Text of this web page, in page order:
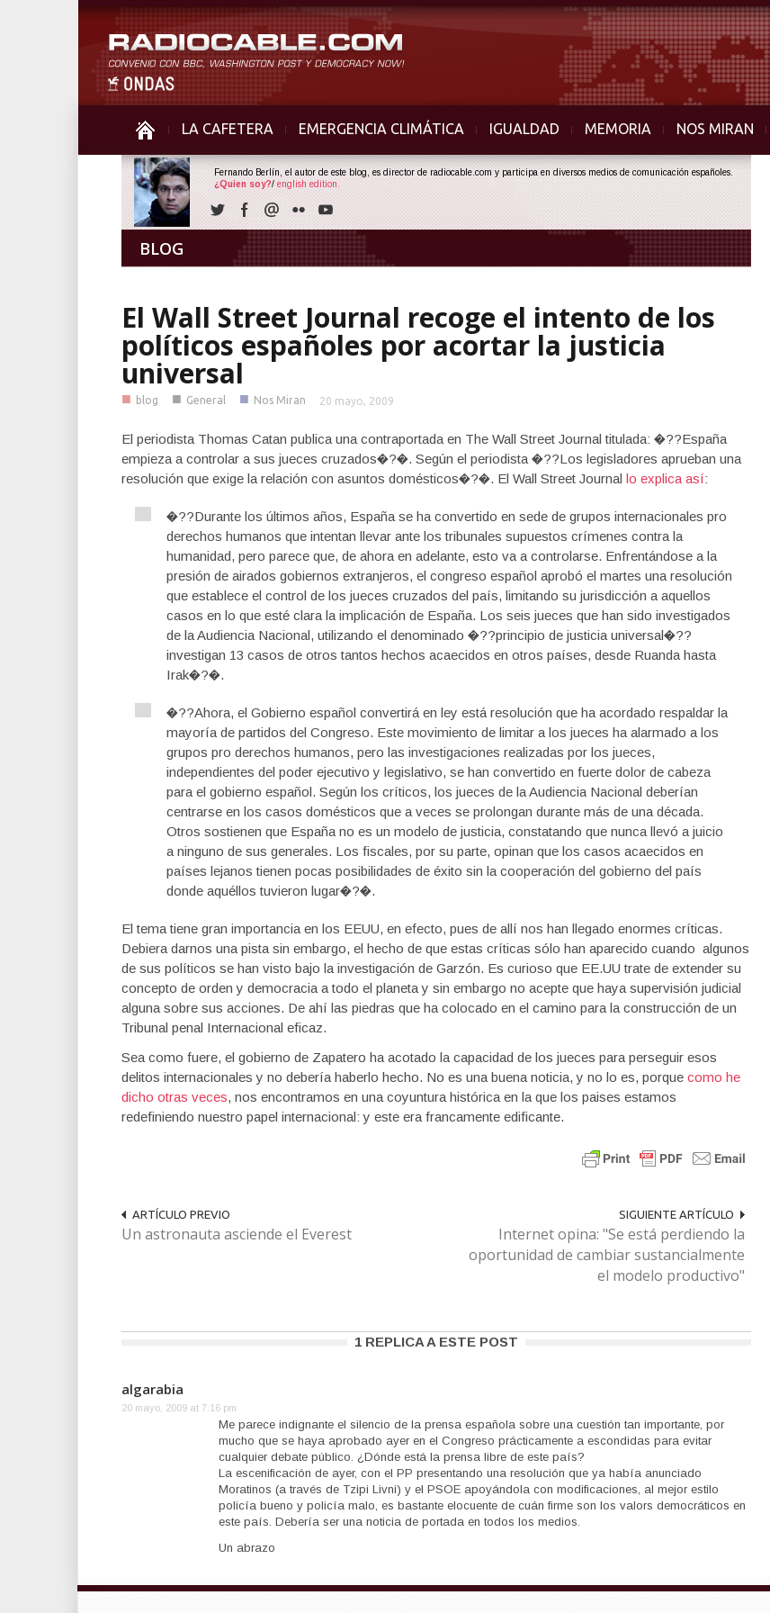
LA CAFETERA EMERGENCIA CLIMÁTICA IGUALDAD MEMORIA NOS MIRAN
BLOG
Fernando Berlín, el autor de este blog, es director de radiocable.com y participa en diversos medios de comunicación españoles.
¿Quien soy?/ english edition.
El Wall Street Journal recoge el intento de los
políticos españoles por acortar la justicia
universal
■ blog ■ General ■ Nos Miran 20 mayo, 2009
El periodista Thomas Catan publica una contraportada en The Wall Street Journal titulada: �??España
empieza a controlar a sus jueces cruzados�?�. Según el periodista �??Los legisladores aprueban una
resolución que exige la relación con asuntos domésticos�?�. El Wall Street Journal lo explica así:
�??Durante los últimos años, España se ha convertido en sede de grupos internacionales pro
derechos humanos que intentan llevar ante los tribunales supuestos crímenes contra la
humanidad, pero parece que, de ahora en adelante, esto va a controlarse. Enfrentándose a la
presión de airados gobiernos extranjeros, el congreso español aprobó el martes una resolución
que establece el control de los jueces cruzados del país, limitando su jurisdicción a aquellos
casos en lo que esté clara la implicación de España. Los seis jueces que han sido investigados
de la Audiencia Nacional, utilizando el denominado �??principio de justicia universal�??
investigan 13 casos de otros tantos hechos acaecidos en otros países, desde Ruanda hasta
Irak�?�.
�??Ahora, el Gobierno español convertirá en ley está resolución que ha acordado respaldar la
mayoría de partidos del Congreso. Este movimiento de limitar a los jueces ha alarmado a los
grupos pro derechos humanos, pero las investigaciones realizadas por los jueces,
independientes del poder ejecutivo y legislativo, se han convertido en fuerte dolor de cabeza
para el gobierno español. Según los críticos, los jueces de la Audiencia Nacional deberían
centrarse en los casos domésticos que a veces se prolongan durante más de una década.
Otros sostienen que España no es un modelo de justicia, constatando que nunca llevó a juicio
a ninguno de sus generales. Los fiscales, por su parte, opinan que los casos acaecidos en
países lejanos tienen pocas posibilidades de éxito sin la cooperación del gobierno del país
donde aquéllos tuvieron lugar�?�.
El tema tiene gran importancia en los EEUU, en efecto, pues de allí nos han llegado enormes críticas.
Debiera darnos una pista sin embargo, el hecho de que estas críticas sólo han aparecido cuando algunos
de sus políticos se han visto bajo la investigación de Garzón. Es curioso que EE.UU trate de extender su
concepto de orden y democracia a todo el planeta y sin embargo no acepte que haya supervisión judicial
alguna sobre sus acciones. De ahí las piedras que ha colocado en el camino para la construcción de un
Tribunal penal Internacional eficaz.
Sea como fuere, el gobierno de Zapatero ha acotado la capacidad de los jueces para perseguir esos
delitos internacionales y no debería haberlo hecho. No es una buena noticia, y no lo es, porque como he
dicho otras veces, nos encontramos en una coyuntura histórica en la que los paises estamos
redefiniendo nuestro papel internacional: y este era francamente edificante.
ARTÍCULO PREVIO
Un astronauta asciende el Everest
SIGUIENTE ARTÍCULO
Internet opina: "Se está perdiendo la
oportunidad de cambiar sustancialmente
el modelo productivo"
1 REPLICA A ESTE POST
algarabia
20 mayo, 2009 at 7:16 pm
Me parece indignante el silencio de la prensa española sobre una cuestión tan importante, por
mucho que se haya aprobado ayer en el Congreso prácticamente a escondidas para evitar
cualquier debate público. ¿Dónde está la prensa libre de este país?
La escenificación de ayer, con el PP presentando una resolución que ya había anunciado
Moratinos (a través de Tzipi Livni) y el PSOE apoyándola con modificaciones, al mejor estilo
policía bueno y policía malo, es bastante elocuente de cuán firme son los valors democráticos en
este país. Debería ser una noticia de portada en todos los medios.
Un abrazo